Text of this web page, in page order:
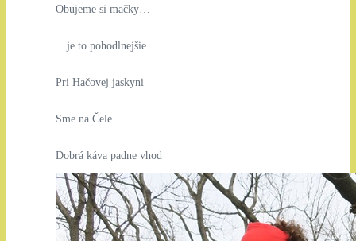
Obujeme si mačky…
…je to pohodlnejšie
Pri Hačovej jaskyni
Sme na Čele
Dobrá káva padne vhod